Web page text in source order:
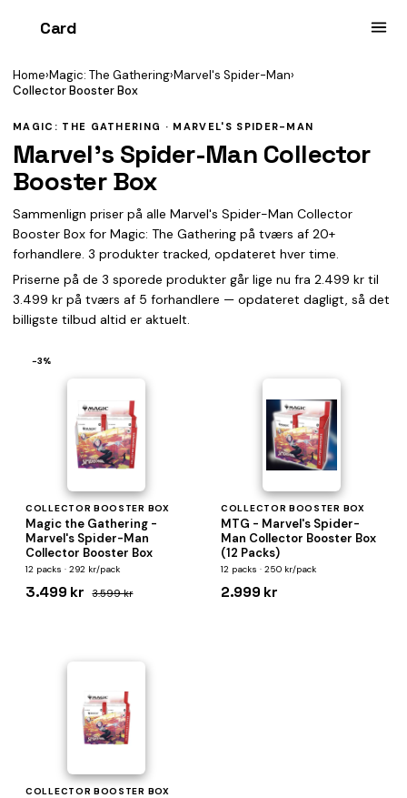
Card
Home›Magic: The Gathering›Marvel's Spider-Man›
Collector Booster Box
MAGIC: THE GATHERING · MARVEL'S SPIDER-MAN
Marvel's Spider-Man Collector
Booster Box
Sammenlign priser på alle Marvel's Spider-Man Collector
Booster Box for Magic: The Gathering på tværs af 20+
forhandlere. 3 produkter tracked, opdateret hver time.
Priserne på de 3 sporede produkter går lige nu fra 2.499 kr til
3.499 kr på tværs af 5 forhandlere — opdateret dagligt, så det
billigste tilbud altid er aktuelt.
−3%
COLLECTOR BOOSTER BOX
Magic the Gathering -
Marvel's Spider-Man
Collector Booster Box
12 packs · 292 kr/pack
3.499 kr 3.599 kr
COLLECTOR BOOSTER BOX
MTG - Marvel's Spider-
Man Collector Booster Box
(12 Packs)
12 packs · 250 kr/pack
2.999 kr
COLLECTOR BOOSTER BOX